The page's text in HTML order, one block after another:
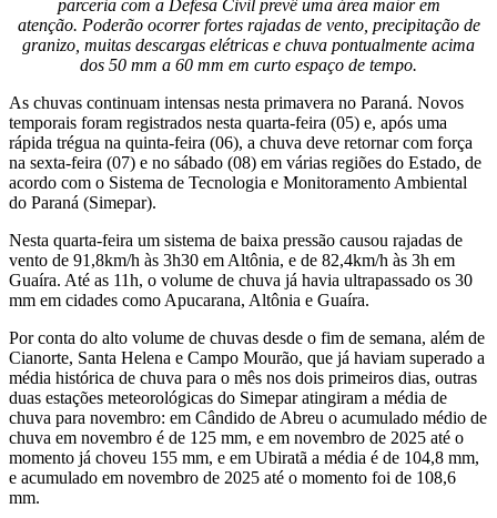
parceria com a Defesa Civil prevê uma área maior em
atenção. Poderão ocorrer fortes rajadas de vento, precipitação de
granizo, muitas descargas elétricas e chuva pontualmente acima
dos 50 mm a 60 mm em curto espaço de tempo.
As chuvas continuam intensas nesta primavera no Paraná. Novos
temporais foram registrados nesta quarta-feira (05) e, após uma
rápida trégua na quinta-feira (06), a chuva deve retornar com força
na sexta-feira (07) e no sábado (08) em várias regiões do Estado, de
acordo com o Sistema de Tecnologia e Monitoramento Ambiental
do Paraná (Simepar).
Nesta quarta-feira um sistema de baixa pressão causou rajadas de
vento de 91,8km/h às 3h30 em Altônia, e de 82,4km/h às 3h em
Guaíra. Até as 11h, o volume de chuva já havia ultrapassado os 30
mm em cidades como Apucarana, Altônia e Guaíra.
Por conta do alto volume de chuvas desde o fim de semana, além de
Cianorte, Santa Helena e Campo Mourão, que já haviam superado a
média histórica de chuva para o mês nos dois primeiros dias, outras
duas estações meteorológicas do Simepar atingiram a média de
chuva para novembro: em Cândido de Abreu o acumulado médio de
chuva em novembro é de 125 mm, e em novembro de 2025 até o
momento já choveu 155 mm, e em Ubiratã a média é de 104,8 mm,
e acumulado em novembro de 2025 até o momento foi de 108,6
mm.